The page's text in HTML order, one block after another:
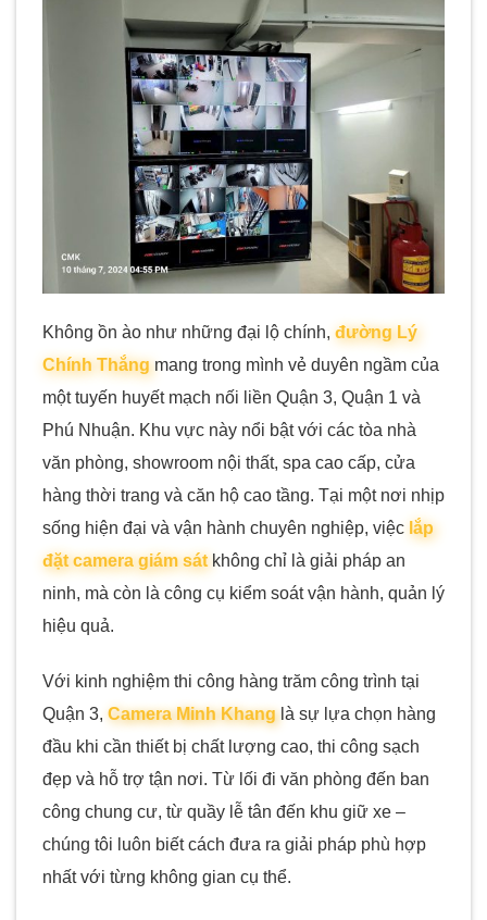
Không ồn ào như những đại lộ chính, đường Lý
Chính Thắngmang trong mình vẻ duyên ngầm của
một tuyến huyết mạch nối liền Quận 3, Quận 1 và
Phú Nhuận. Khu vực này nổi bật với các tòa nhà
văn phòng, showroom nội thất, spa cao cấp, cửa
hàng thời trang và căn hộ cao tầng. Tại một nơi nhịp
sống hiện đại và vận hành chuyên nghiệp, việc lắp
đặt camera giám sátkhông chỉ là giải pháp an
ninh, mà còn là công cụ kiểm soát vận hành, quản lý
hiệu quả.
Với kinh nghiệm thi công hàng trăm công trình tại
Quận 3, Camera Minh Khanglà sự lựa chọn hàng
đầu khi cần thiết bị chất lượng cao, thi công sạch
đẹp và hỗ trợ tận nơi. Từ lối đi văn phòng đến ban
công chung cư, từ quầy lễ tân đến khu giữ xe –
chúng tôi luôn biết cách đưa ra giải pháp phù hợp
nhất với từng không gian cụ thể.